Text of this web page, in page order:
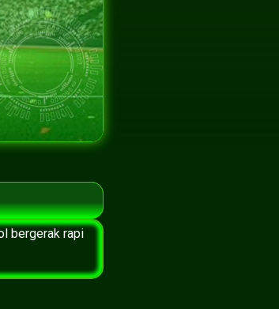
bergerak rapi